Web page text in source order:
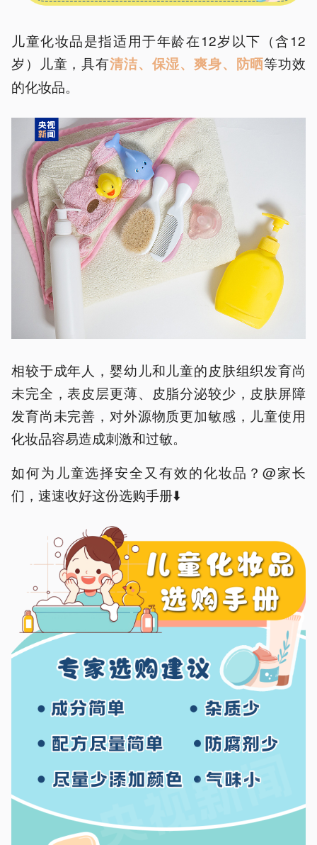
儿童化妆品是指适用于年龄在12岁以下（含12
岁）儿童，具有清洁、保湿、爽身、防晒等功效
的化妆品。
相较于成年人，婴幼儿和儿童的皮肤组织发育尚
未完全，表皮层更薄、皮脂分泌较少，皮肤屏障
发育尚未完善，对外源物质更加敏感，儿童使用
化妆品容易造成刺激和过敏。
如何为儿童选择安全又有效的化妆品？@家长
们，速速收好这份选购手册⬇️